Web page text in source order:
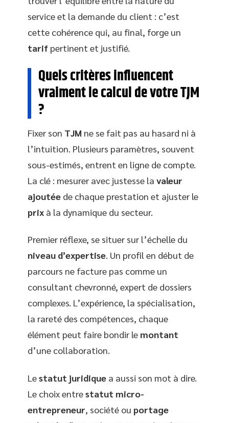
service et la demande du client : c’est
cette cohérence qui, au final, forge un
tarif pertinent et justifié.
Quels critères influencent
vraiment le calcul de votre TJM
?
Fixer son TJM ne se fait pas au hasard ni à
l’intuition. Plusieurs paramètres, souvent
sous-estimés, entrent en ligne de compte.
La clé : mesurer avec justesse la valeur
ajoutée de chaque prestation et ajuster le
prix à la dynamique du secteur.
Premier réflexe, se situer sur l’échelle du
niveau d’expertise. Un profil en début de
parcours ne facture pas comme un
consultant chevronné, expert de dossiers
complexes. L’expérience, la spécialisation,
la rareté des compétences, chaque
élément peut faire bondir le montant
d’une collaboration.
Lestatut juridique a aussi son mot à dire.
Le choix entrestatut micro-
entrepreneur, société ou portage